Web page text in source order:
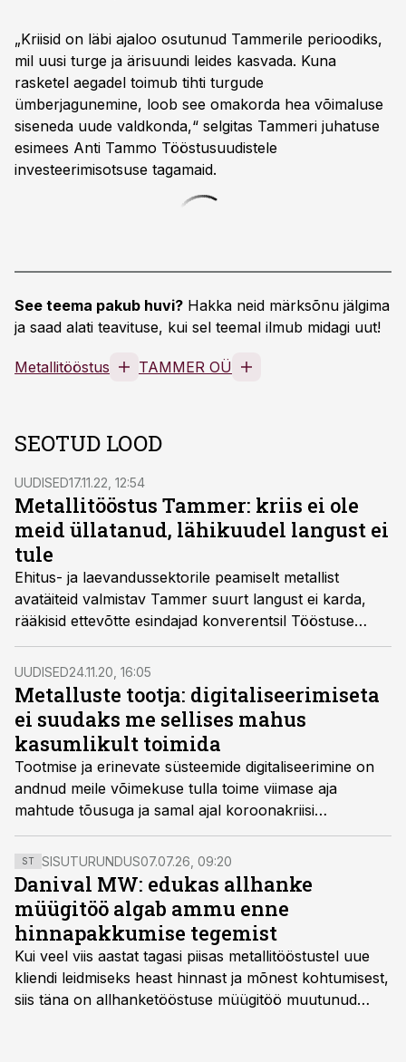
„Kriisid on läbi ajaloo osutunud Tammerile perioodiks,
mil uusi turge ja ärisuundi leides kasvada. Kuna
rasketel aegadel toimub tihti turgude
ümberjagunemine, loob see omakorda hea võimaluse
siseneda uude valdkonda,“ selgitas Tammeri juhatuse
esimees Anti Tammo Tööstusuudistele
investeerimisotsuse tagamaid.
See teema pakub huvi? Hakka neid märksõnu jälgima
ja saad alati teavituse, kui sel teemal ilmub midagi uut!
Metallitööstus TAMMER OÜ
SEOTUD LOOD
UUDISED17.11.22, 12:54
Metallitööstus Tammer: kriis ei ole
meid üllatanud, lähikuudel langust ei
tule
Ehitus- ja laevandussektorile peamiselt metallist
avatäiteid valmistav Tammer suurt langust ei karda,
rääkisid ettevõtte esindajad konverentsil Tööstuse
äriplaan 2023. Kriisidega hakkama saamist tagab
nende hinnangul selleks valmistumine headel aegadel.
UUDISED24.11.20, 16:05
Metalluste tootja: digitaliseerimiseta
ei suudaks me sellises mahus
kasumlikult toimida
Tootmise ja erinevate süsteemide digitaliseerimine on
andnud meile võimekuse tulla toime viimase aja
mahtude tõusuga ja samal ajal koroonakriisi
väljakutsetega, ütles metalluksi tootva Tammeri
tootejuht Anita Liesment.
ST SISUTURUNDUS07.07.26, 09:20
Danival MW: edukas allhanke
müügitöö algab ammu enne
hinnapakkumise tegemist
Kui veel viis aastat tagasi piisas metallitööstustel uue
kliendi leidmiseks heast hinnast ja mõnest kohtumisest,
siis täna on allhanketööstuse müügitöö muutunud